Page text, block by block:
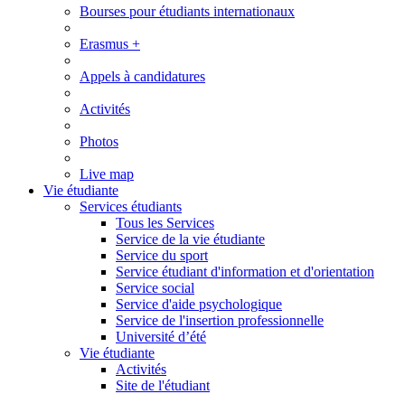
Bourses pour étudiants internationaux
Erasmus +
Appels à candidatures
Activités
Photos
Live map
Vie étudiante
Services étudiants
Tous les Services
Service de la vie étudiante
Service du sport
Service étudiant d'information et d'orientation
Service social
Service d'aide psychologique
Service de l'insertion professionnelle
Université d’été
Vie étudiante
Activités
Site de l'étudiant